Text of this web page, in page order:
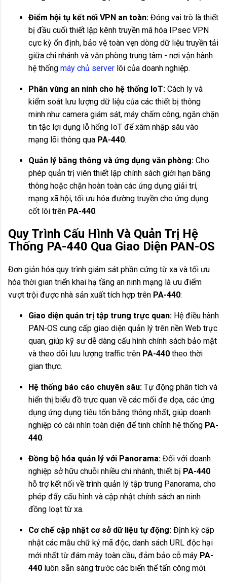
Điểm hội tụ kết nối VPN an toàn: Đóng vai trò là thiết
bị đầu cuối thiết lập kênh truyền mã hóa IPsec VPN
cực kỳ ổn định, bảo vệ toàn vẹn dòng dữ liệu truyền tải
giữa chi nhánh và văn phòng trung tâm - nơi vận hành
hệ thống máy chủ server lõi của doanh nghiệp.
Phân vùng an ninh cho hệ thống IoT: Cách ly và
kiểm soát lưu lượng dữ liệu của các thiết bị thông
minh như camera giám sát, máy chấm công, ngăn chặn
tin tặc lợi dụng lỗ hổng IoT để xâm nhập sâu vào
mạng lõi thông qua PA-440.
Quản lý băng thông và ứng dụng văn phòng: Cho
phép quản trị viên thiết lập chính sách giới hạn băng
thông hoặc chặn hoàn toàn các ứng dụng giải trí,
mạng xã hội, tối ưu hóa đường truyền cho ứng dụng
cốt lõi trên PA-440.
Quy Trình Cấu Hình Và Quản Trị Hệ
Thống PA-440 Qua Giao Diện PAN-OS
Đơn giản hóa quy trình giám sát phần cứng từ xa và tối ưu
hóa thời gian triển khai hạ tầng an ninh mạng là ưu điểm
vượt trội được nhà sản xuất tích hợp trên PA-440:
Giao diện quản trị tập trung trực quan: Hệ điều hành
PAN-OS cung cấp giao diện quản lý trên nền Web trực
quan, giúp kỹ sư dễ dàng cấu hình chính sách bảo mật
và theo dõi lưu lượng traffic trên PA-440 theo thời
gian thực.
Hệ thống báo cáo chuyên sâu: Tự động phân tích và
hiển thị biểu đồ trực quan về các mối đe dọa, các ứng
dụng ứng dụng tiêu tốn băng thông nhất, giúp doanh
nghiệp có cái nhìn toàn diện để tinh chỉnh hệ thống PA-
440.
Đồng bộ hóa quản lý với Panorama: Đối với doanh
nghiệp sở hữu chuỗi nhiều chi nhánh, thiết bị PA-440
hỗ trợ kết nối về trình quản lý tập trung Panorama, cho
phép đẩy cấu hình và cập nhật chính sách an ninh
đồng loạt từ xa.
Cơ chế cập nhật cơ sở dữ liệu tự động: Định kỳ cập
nhật các mẫu chữ ký mã độc, danh sách URL độc hại
mới nhất từ đám mây toàn cầu, đảm bảo cỗ máy PA-
440 luôn sẵn sàng trước các biến thể tấn công mới.